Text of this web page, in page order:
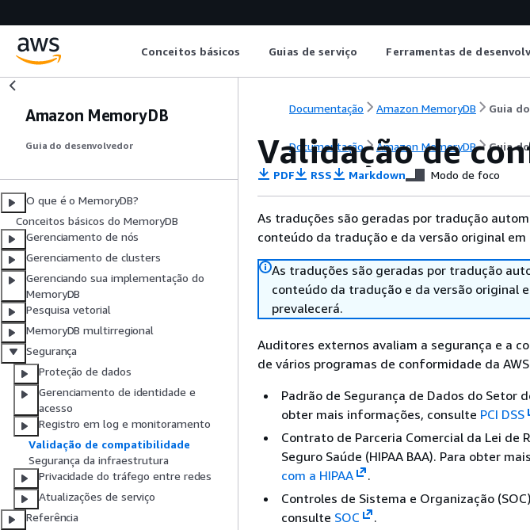
Conceitos básicos Guias de serviço Ferramentas de
Amazon MemoryDB
Guia do desenvolvedor
O que é o MemoryDB?
Conceitos básicos do MemoryDB
Gerenciamento de nós
Gerenciamento de clusters
Gerenciando sua implementação do
MemoryDB
Pesquisa vetorial
MemoryDB multirregional
Segurança
Proteção de dados
Gerenciamento de identidade e
acesso
Registro em log e monitoramento
Validação de compatibilidade
Segurança da infraestrutura
Privacidade do tráfego entre redes
Atualizações de serviço
Referência
Documentação Amazon MemoryDB Guia
Documentação Amazon MemoryDB Guia
Validação de
PDF RSS Markdown Modo de foco
As traduções são geradas por tradução
conteúdo da tradução e da versão original
As traduções são geradas por tradução
conteúdo da tradução e da versão original
prevalecerá.
Auditores externos avaliam a segurança e a
de vários programas de conformidade da
Padrão de Segurança de Dados do Setor
obter mais informações, consulte PCI DSS
Contrato de Parceria Comercial da Lei de
Seguro Saúde (HIPAA BAA). Para obter
com a HIPAA
.
Controles de Sistema e Organização
consulte SOC
.